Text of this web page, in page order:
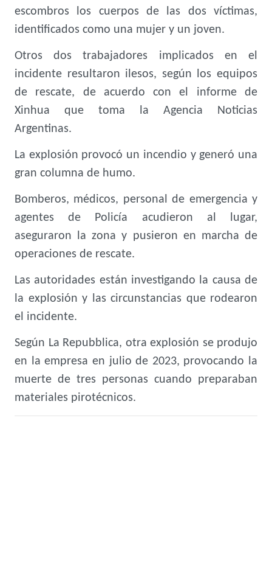
escombros los cuerpos de las dos víctimas,
identificados como una mujer y un joven.
Otros dos trabajadores implicados en el
incidente resultaron ilesos, según los equipos
de rescate, de acuerdo con el informe de
Xinhua que toma la Agencia Noticias
Argentinas.
La explosión provocó un incendio y generó una
gran columna de humo.
Bomberos, médicos, personal de emergencia y
agentes de Policía acudieron al lugar,
aseguraron la zona y pusieron en marcha de
operaciones de rescate.
Las autoridades están investigando la causa de
la explosión y las circunstancias que rodearon
el incidente.
Según La Repubblica, otra explosión se produjo
en la empresa en julio de 2023, provocando la
muerte de tres personas cuando preparaban
materiales pirotécnicos.